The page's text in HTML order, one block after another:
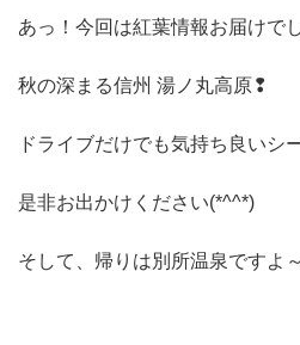
あっ！今回は紅葉情報お届けで
秋の深まる信州 湯ノ丸高原❢
ドライブだけでも気持ち良いシ
是非お出かけください(*^^*)
そして、帰りは別所温泉ですよ～